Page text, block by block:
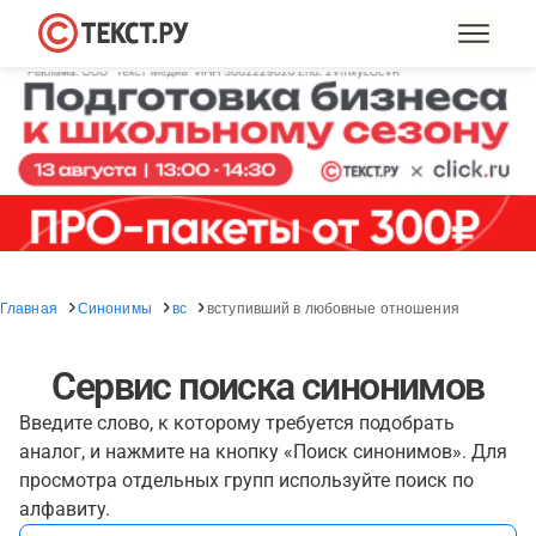
Главная Синонимы вс вступивший в любовные отношения
Сервис поиска синонимов
Введите слово, к которому требуется подобрать
аналог, и нажмите на кнопку «Поиск синонимов». Для
просмотра отдельных групп используйте поиск по
алфавиту.